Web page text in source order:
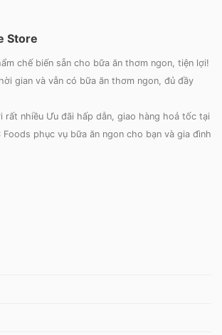
Store
chế biến sẵn cho bữa ăn thơm ngon, tiện lợi!
gian và vẫn có bữa ăn thơm ngon, đủ đầy
rất nhiều Ưu đãi hấp dẫn, giao hàng hoả tốc tại
Foods phục vụ bữa ăn ngon cho bạn và gia đình